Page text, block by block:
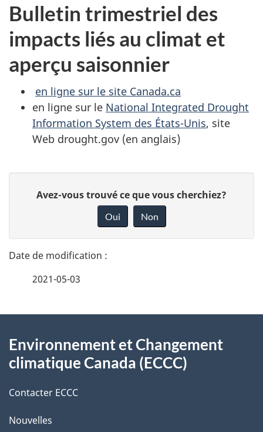
Bulletin trimestriel des
impacts liés au climat et
aperçu saisonnier
en ligne sur le site Canada.ca
en ligne sur le National Integrated Drought
Information System des États-Unis, site
Web drought.gov (en anglais)
t
a
l
s
d
e
l
n
o
t
r
r
Avez-vous trouvé ce que vous cherchiez?
Oui Non
2021-05-03
propos
ce
Environnement et Changement
climatique Canada (ECCC)
Contacter ECCC
Nouvelles